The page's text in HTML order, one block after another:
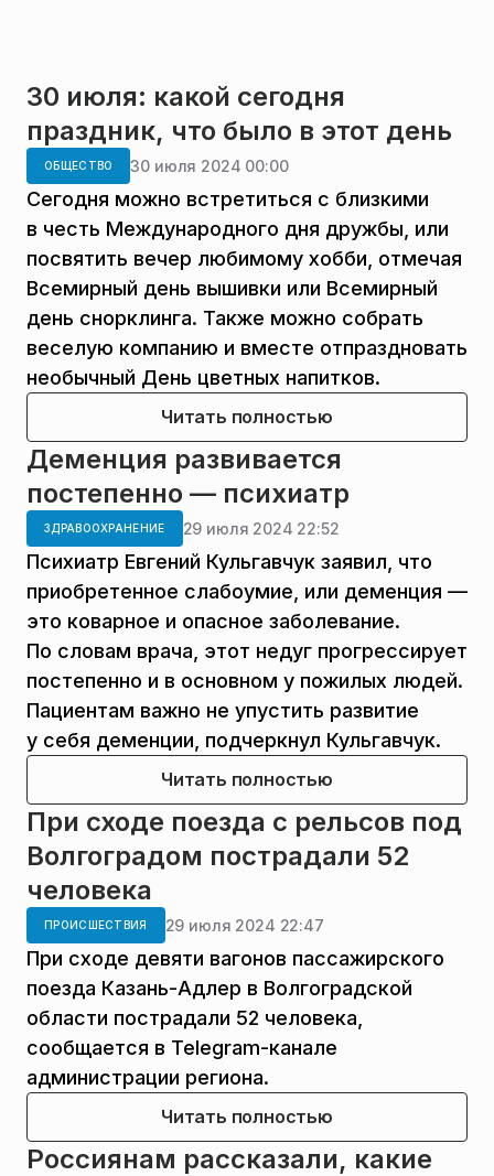
30 июля: какой сегодня
праздник, что было в этот день
ОБЩЕСТВО 30 июля 2024 00:00
Сегодня можно встретиться с близкими
в честь Международного дня дружбы, или
посвятить вечер любимому хобби, отмечая
Всемирный день вышивки или Всемирный
день снорклинга. Также можно собрать
веселую компанию и вместе отпраздновать
необычный День цветных напитков.
Читать полностью
Деменция развивается
постепенно — психиатр
ЗДРАВООХРАНЕНИЕ 29 июля 2024 22:52
Психиатр Евгений Кульгавчук заявил, что
приобретенное слабоумие, или деменция —
это коварное и опасное заболевание.
По словам врача, этот недуг прогрессирует
постепенно и в основном у пожилых людей.
Пациентам важно не упустить развитие
у себя деменции, подчеркнул Кульгавчук.
Читать полностью
При сходе поезда с рельсов под
Волгоградом пострадали 52
человека
ПРОИСШЕСТВИЯ 29 июля 2024 22:47
При сходе девяти вагонов пассажирского
поезда Казань-Адлер в Волгоградской
области пострадали 52 человека,
сообщается в Telegram-канале
администрации региона.
Читать полностью
Россиянам рассказали, какие